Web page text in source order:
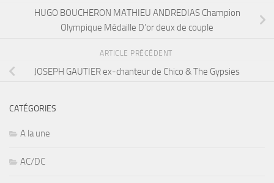
HUGO BOUCHERON MATHIEU ANDREDIAS Champion
Olympique Médaille D’or deux de couple
ARTICLE PRÉCÉDENT
JOSEPH GAUTIER ex-chanteur de Chico & The Gypsies
CATÉGORIES
A la une
AC/DC